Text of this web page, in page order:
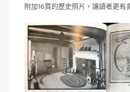
附加16頁的歷史照片，讓讀者更有